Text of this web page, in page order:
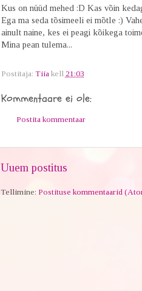
Kus on nüüd mehed :D Kas võin
Ega ma seda tõsimeeli ei mõtle :)
ainult naine, kes ei peagi kõikega
Mina pean tulema...
Postitaja: Tiia kell 21:03
Kommentaare ei ole:
Postita kommentaar
Uuem postitus
Tellimine: Postituse kommentaarid